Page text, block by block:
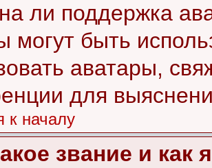
ли поддержка
могут быть
аватары,
для
к началу
звание и как